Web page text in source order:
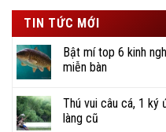
TIN TỨC MỚI
Bật mí top 6 kinh
miễn bàn
Thú vui câu cá, 1 ký
làng cũ